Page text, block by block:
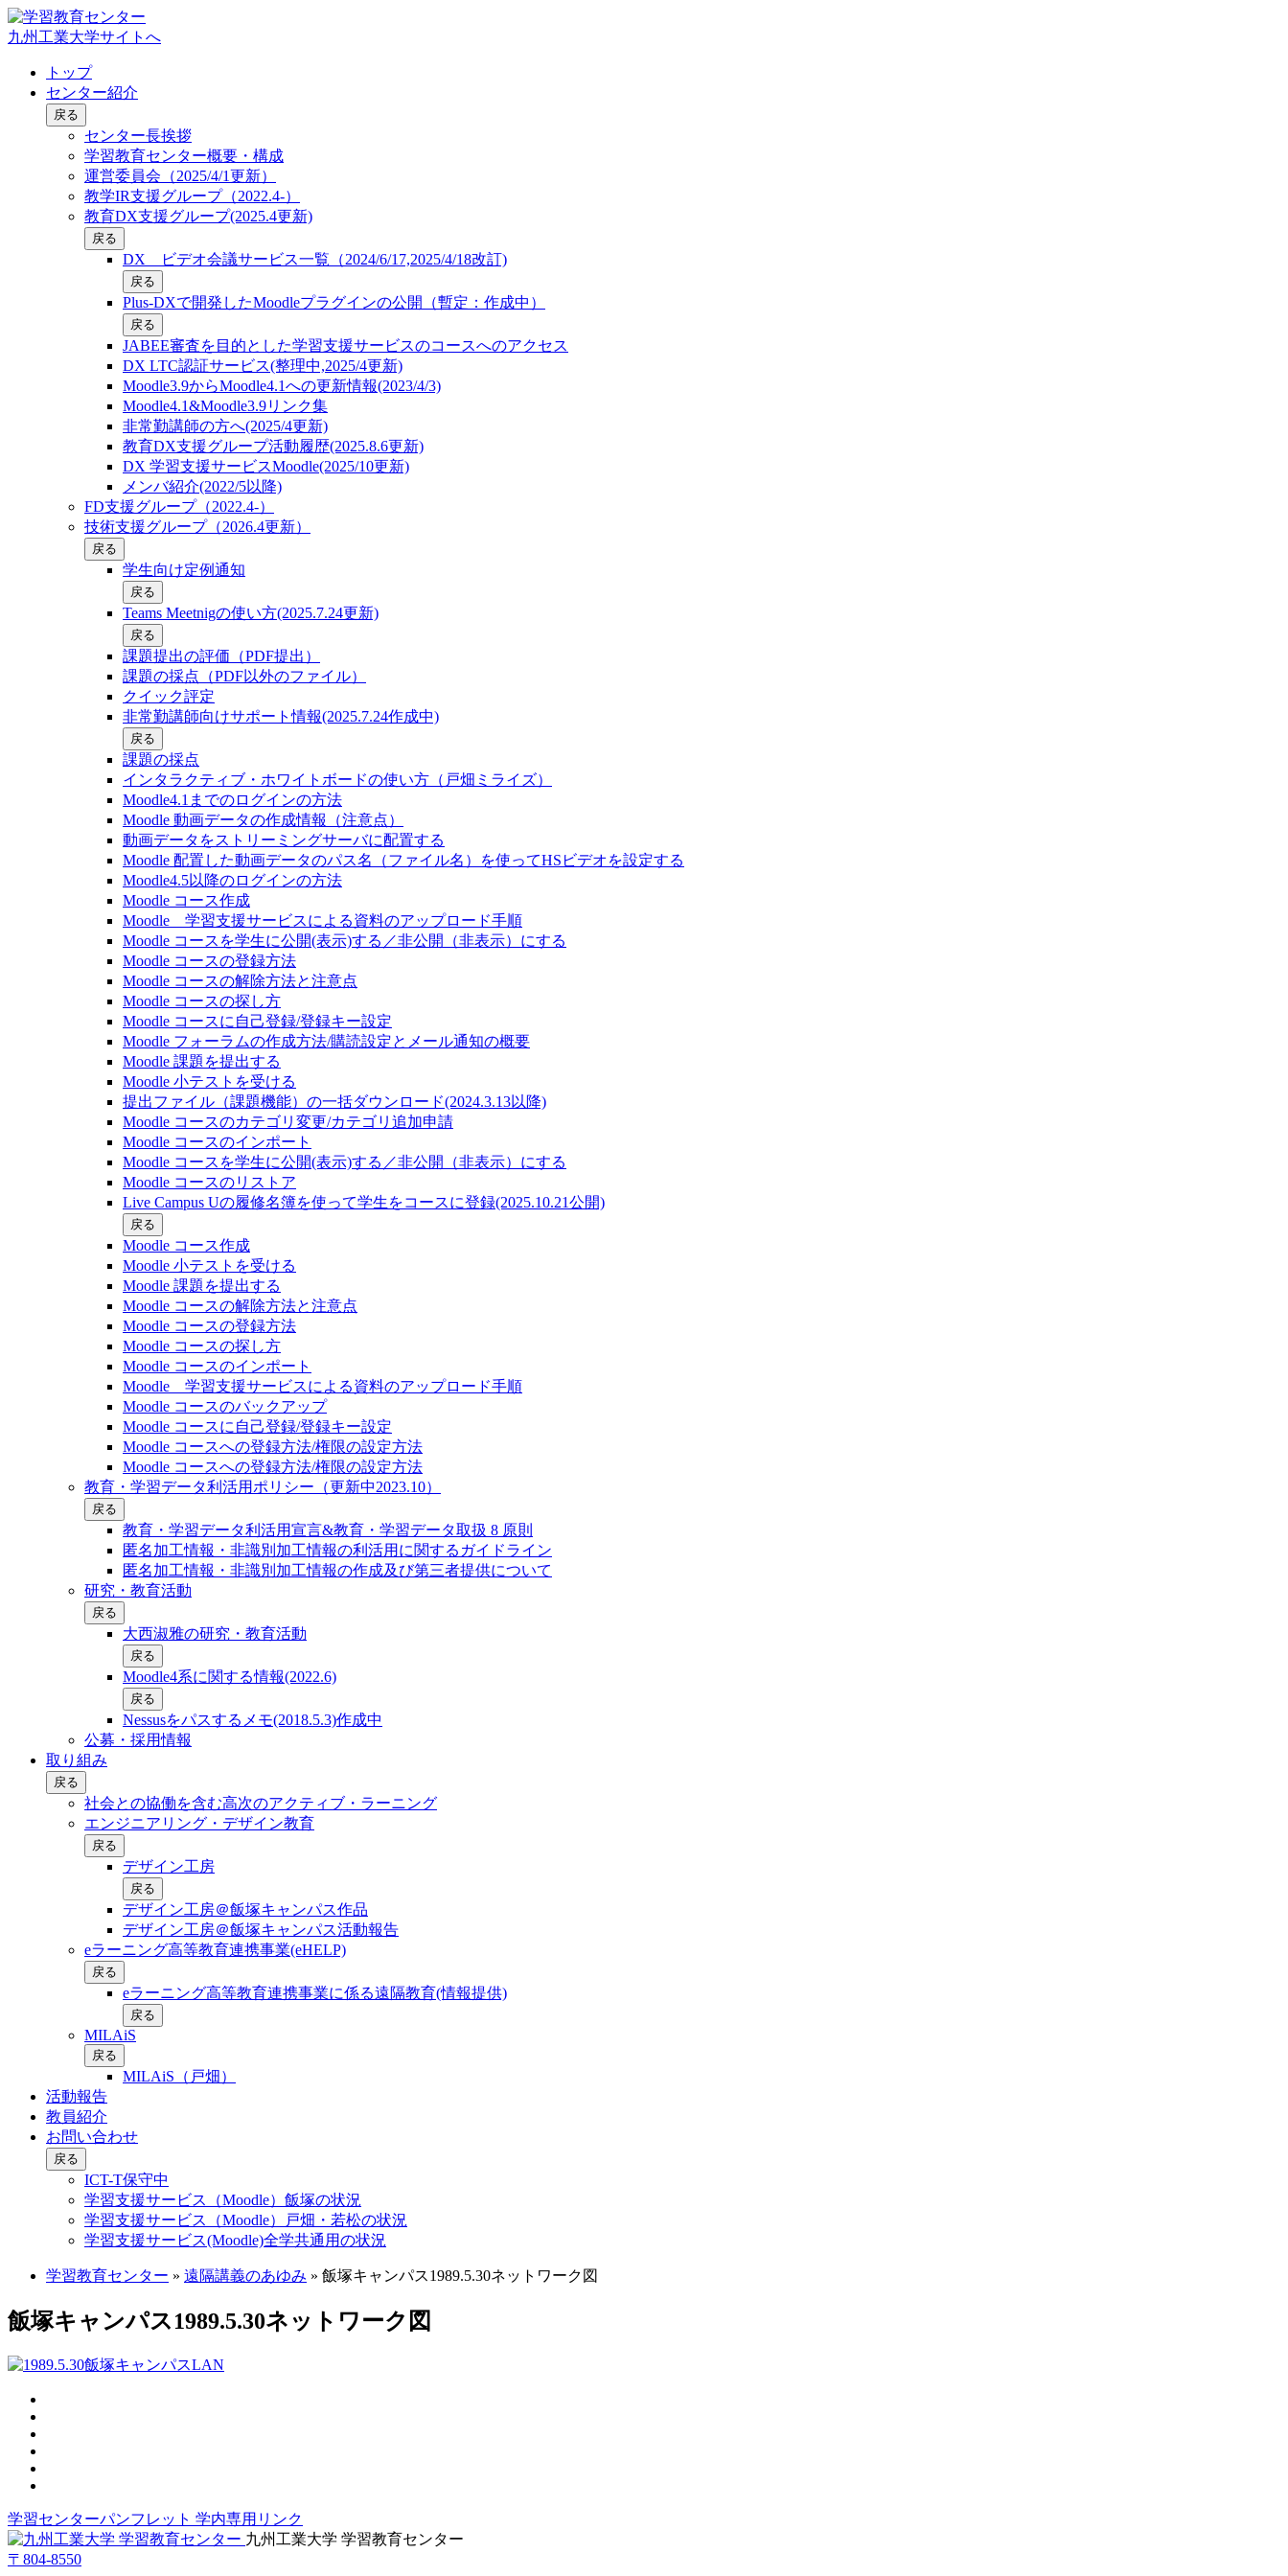
九州工業大学サイトへ
トップ
センター紹介
戻る
センター長挨拶
学習教育センター概要・構成
運営委員会（2025/4/1更新）
教学IR支援グループ（2022.4-）
教育DX支援グループ(2025.4更新)
戻る
DX ビデオ会議サービス一覧（2024/6/17,2025/4/18改訂)
戻る
Plus-DXで開発したMoodleプラグインの公開（暫定：作成中）
戻る
JABEE審査を目的とした学習支援サービスのコースへのアクセス
DX LTC認証サービス(整理中,2025/4更新)
Moodle3.9からMoodle4.1への更新情報(2023/4/3)
Moodle4.1&Moodle3.9リンク集
非常勤講師の方へ(2025/4更新)
教育DX支援グループ活動履歴(2025.8.6更新)
DX 学習支援サービスMoodle(2025/10更新)
メンバ紹介(2022/5以降)
FD支援グループ（2022.4-）
技術支援グループ（2026.4更新）
戻る
学生向け定例通知
戻る
Teams Meetnigの使い方(2025.7.24更新)
戻る
課題提出の評価（PDF提出）
課題の採点（PDF以外のファイル）
クイック評定
非常勤講師向けサポート情報(2025.7.24作成中)
戻る
課題の採点
インタラクティブ・ホワイトボードの使い方（戸畑ミライズ）
Moodle4.1までのログインの方法
Moodle 動画データの作成情報（注意点）
動画データをストリーミングサーバに配置する
Moodle 配置した動画データのパス名（ファイル名）を使ってHSビデオを設定する
Moodle4.5以降のログインの方法
Moodle コース作成
Moodle 学習支援サービスによる資料のアップロード手順
Moodle コースを学生に公開(表示)する／非公開（非表示）にする
Moodle コースの登録⽅法
Moodle コースの解除方法と注意点
Moodle コースの探し⽅
Moodle コースに自己登録/登録キー設定
Moodle フォーラムの作成方法/購読設定とメール通知の概要
Moodle 課題を提出する
Moodle 小テストを受ける
提出ファイル（課題機能）の一括ダウンロード(2024.3.13以降)
Moodle コースのカテゴリ変更/カテゴリ追加申請
Moodle コースのインポート
Moodle コースを学生に公開(表示)する／非公開（非表示）にする
Moodle コースのリストア
Live Campus Uの履修名簿を使って学生をコースに登録(2025.10.21公開)
戻る
Moodle コース作成
Moodle 小テストを受ける
Moodle 課題を提出する
Moodle コースの解除方法と注意点
Moodle コースの登録⽅法
Moodle コースの探し⽅
Moodle コースのインポート
Moodle 学習支援サービスによる資料のアップロード手順
Moodle コースのバックアップ
Moodle コースに自己登録/登録キー設定
Moodle コースへの登録方法/権限の設定方法
Moodle コースへの登録方法/権限の設定方法
教育・学習データ利活用ポリシー（更新中2023.10）
戻る
教育・学習データ利活用宣言&教育・学習データ取扱 8 原則
匿名加工情報・非識別加工情報の利活用に関するガイドライン
匿名加工情報・非識別加工情報の作成及び第三者提供について
研究・教育活動
戻る
大西淑雅の研究・教育活動
戻る
Moodle4系に関する情報(2022.6)
戻る
Nessusをパスするメモ(2018.5.3)作成中
公募・採用情報
取り組み
戻る
社会との協働を含む⾼次のアクティブ・ラーニング
エンジニアリング・デザイン教育
戻る
デザイン工房
戻る
デザイン工房＠飯塚キャンパス作品
デザイン工房＠飯塚キャンパス活動報告
eラーニング高等教育連携事業(eHELP)
戻る
eラーニング高等教育連携事業に係る遠隔教育(情報提供)
戻る
MILAiS
戻る
MILAiS（戸畑）
活動報告
教員紹介
お問い合わせ
戻る
ICT-T保守中
学習支援サービス（Moodle）飯塚の状況
学習支援サービス（Moodle）戸畑・若松の状況
学習支援サービス(Moodle)全学共通用の状況
学習教育センター » 遠隔講義のあゆみ » 飯塚キャンパス1989.5.30ネットワーク図
飯塚キャンパス1989.5.30ネットワーク図
学習センターパンフレット 学内専用リンク
九州工業大学 学習教育センター
〒804-8550